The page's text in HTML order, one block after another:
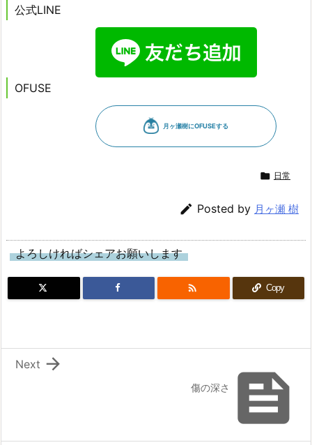
公式LINE
OFUSE
 日常
 Posted by 月ヶ瀬 樹
よろしければシェアお願いします
 Copy

傷の深さ

Next